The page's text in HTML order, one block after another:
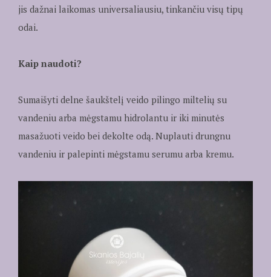
jis dažnai laikomas universaliausiu, tinkančiu visų tipų
odai.
Kaip naudoti?
Sumaišyti delne šaukštelį veido pilingo miltelių su
vandeniu arba mėgstamu hidrolantu ir iki minutės
masažuoti veido bei dekolte odą. Nuplauti drungnu
vandeniu ir palepinti mėgstamu serumu arba kremu.